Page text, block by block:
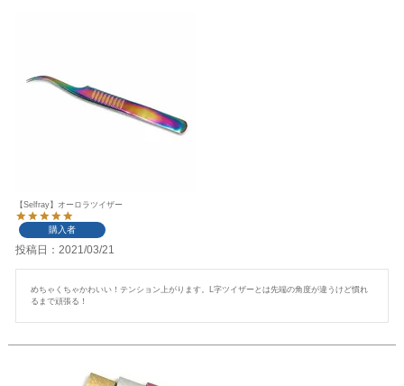
【Selfray】オーロラツイザー
購入者
投稿日 2021/03/21
めちゃくちゃかわいい！テンション上がります。L字ツイザーとは先端の角度が違うけど慣れ
るまで頑張る！